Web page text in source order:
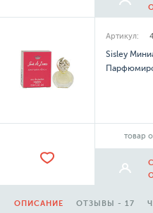
Артикул:
Sisley
товар
ОПИСАНИЕ ОТЗЫВЫ - 17